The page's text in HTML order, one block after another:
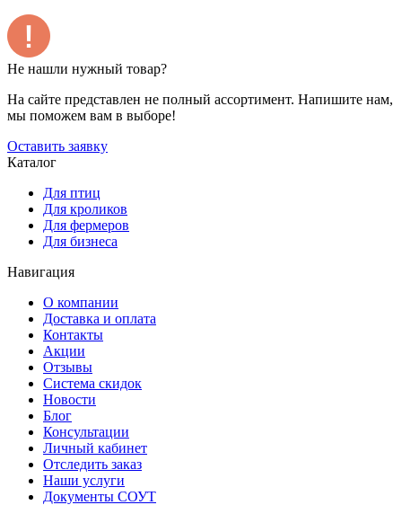
Не нашли нужный товар?
На сайте представлен не полный ассортимент. Напишите нам,
мы поможем вам в выборе!
Оставить заявку
Каталог
Для птиц
Для кроликов
Для фермеров
Для бизнеса
Навигация
О компании
Доставка и оплата
Контакты
Акции
Отзывы
Система скидок
Новости
Блог
Консультации
Личный кабинет
Отследить заказ
Наши услуги
Документы СОУТ